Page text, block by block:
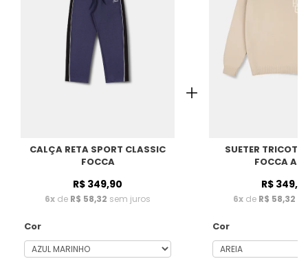
CALÇA RETA SPORT CLASSIC
FOCCA
R$ 349,90
6x de R$ 58,32 sem juros
Cor
SUETER TRICOT
FOCCA
R$
6x de R$ 58,32
Cor